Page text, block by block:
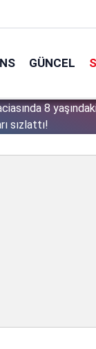
GÜNCEL
altına aldı!